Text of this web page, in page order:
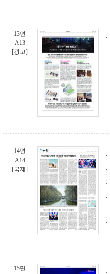
13면
A13
[광고]
14면
A14
[국제]
15면